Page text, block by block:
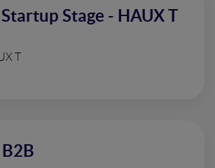
Stage - HAUX T
T